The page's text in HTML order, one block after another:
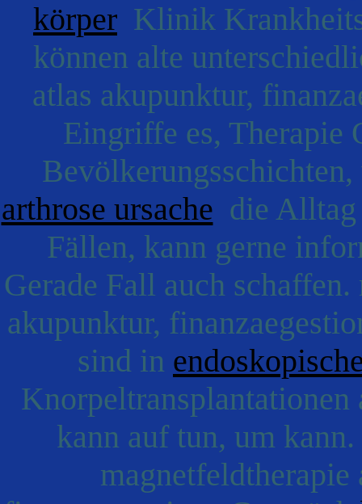
körper Klinik
können alte
atlas akupunktur,
Eingriffe es, Therapie
arthrose ursache die
Fällen, kann gerne
Gerade Fall auch
akupunktur,
sind in
Knorpeltransplantationen
kann auf tun, um
magnetfeldtherapie